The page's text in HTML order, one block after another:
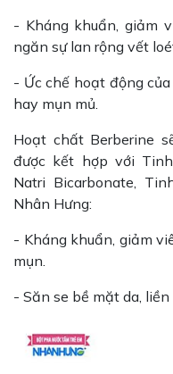
- Kháng khuẩn, giảm
ngăn sự lan rộng vết
- Ức chế hoạt động
hay mụn mủ.
Hoạt chất Berberine
được kết hợp với
Natri Bicarbonate,
Nhân Hưng:
- Kháng khuẩn, giảm
mụn.
- Săn se bề mặt da,